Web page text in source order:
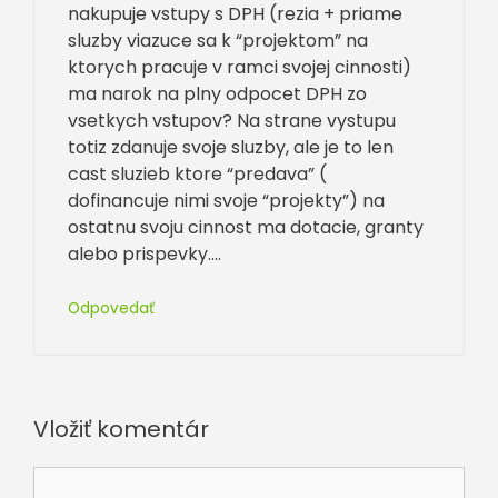
nakupuje vstupy s DPH (rezia + priame
sluzby viazuce sa k “projektom” na
ktorych pracuje v ramci svojej cinnosti)
ma narok na plny odpocet DPH zo
vsetkych vstupov? Na strane vystupu
totiz zdanuje svoje sluzby, ale je to len
cast sluzieb ktore “predava” (
dofinancuje nimi svoje “projekty”) na
ostatnu svoju cinnost ma dotacie, granty
alebo prispevky….
Odpovedať
Vložiť komentár